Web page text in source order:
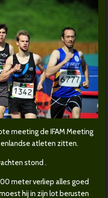
meeting de IFAM Meeting
atleten zitten.
stond .
meter verliep alles goed
hij in zijn lot berusten